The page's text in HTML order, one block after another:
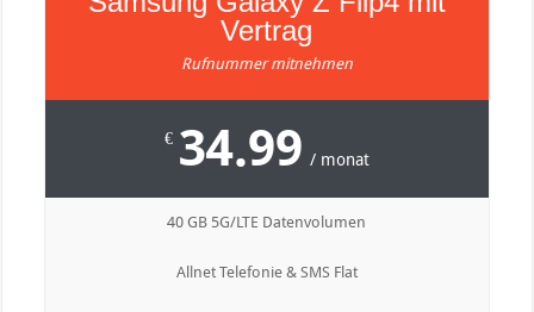
Vertrag
Rufnummer mitnehmen
€ 34.99 / monat
40 GB 5G/LTE Datenvolumen
Allnet Telefonie & SMS Flat